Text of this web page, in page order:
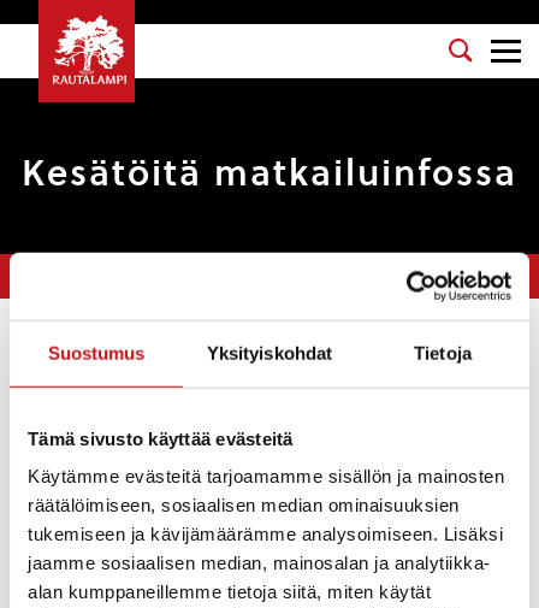
Suostumus Yksityiskohdat Tietoja
Tämä sivusto käyttää evästeitä
Käytämme evästeitä tarjoamamme sisällön ja mainosten
räätälöimiseen, sosiaalisen median ominaisuuksien
tukemiseen ja kävijämäärämme analysoimiseen. Lisäksi
jaamme sosiaalisen median, mainosalan ja analytiikka-
alan kumppaneillemme tietoja siitä, miten käytät
Kesätöitä matkailuinfossa
Kesätöitä matkailuinfossa
Tarinat
Rautalammin kunnan matkailuinfossa kesätöitä tarjolla
tarmokkaalle ja iloiselle tekijälle.
Jos tunnistit itsesi laita hakemuksesi pikaisesti mutta
viimeistään 10.05 mennessä osoitteella :
anu.sepponen@rautalampi.fi